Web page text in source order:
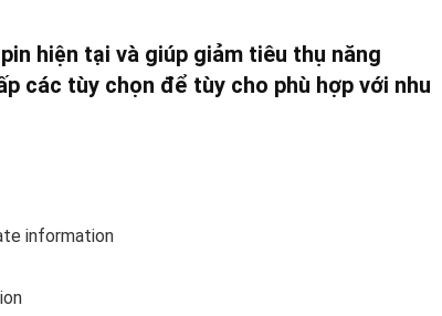
hiện tại và giúp giảm tiêu thụ năng
các tùy chọn để tùy cho phù hợp với nhu
information